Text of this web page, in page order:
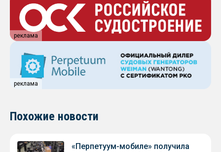
реклама
реклама
Похожие новости
«Перпетуум-мобиле» получила